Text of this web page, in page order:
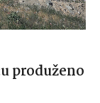
produženo